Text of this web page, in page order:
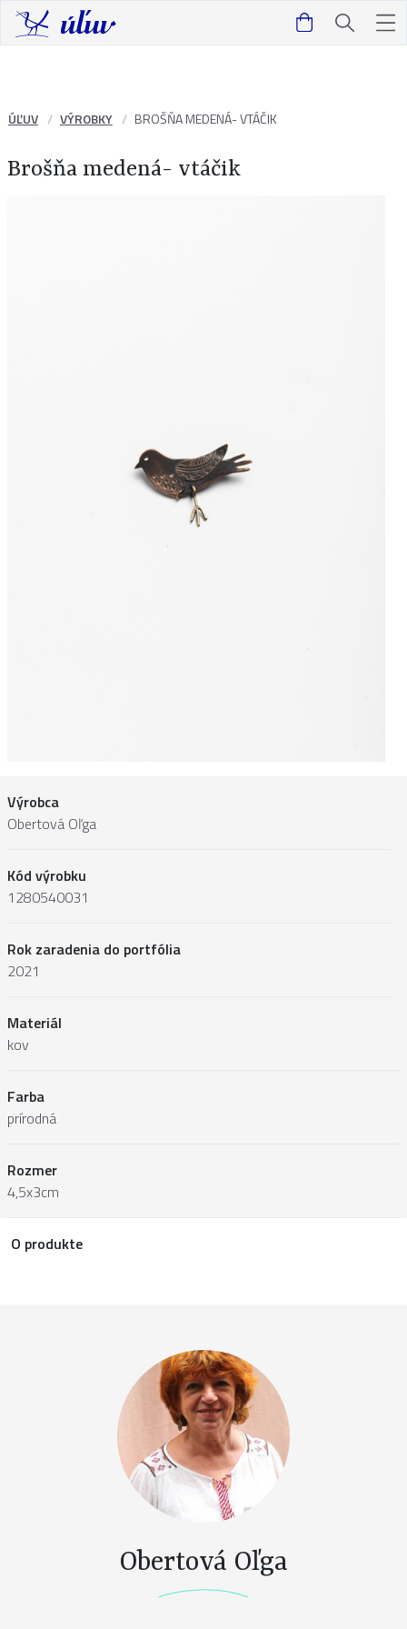
ÚĽUV VÝROBKY BROŠŇA MEDENÁ- VTÁČIK
Brošňa medená- vtáčik
Výrobca
Obertová Oľga
Kód výrobku
1280540031
Rok zaradenia do portfólia
2021
Materiál
kov
Farba
prírodná
Rozmer
4,5x3cm
O produkte
Obertová Oľga